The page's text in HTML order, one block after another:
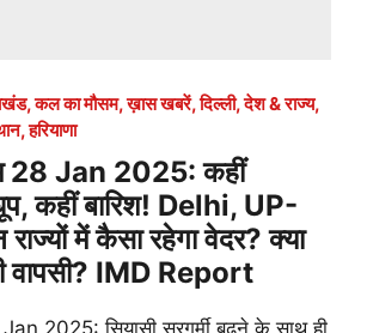
,कल का मौसम,ख़ास खबरें,दिल्ली,देश & राज्य,
,हरियाणा
28 Jan 2025: कहीं
कहीं बारिश! Delhi, UP-
में कैसा रहेगा वेदर? क्या
वापसी? IMD Report
2025: सियासी सरगर्मी बढ़ने के साथ ही